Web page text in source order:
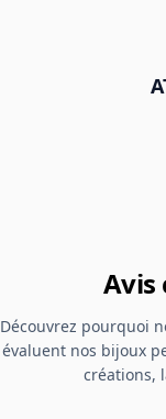
Avis
Découvrez pourquoi
évaluent nos bijoux
créations,